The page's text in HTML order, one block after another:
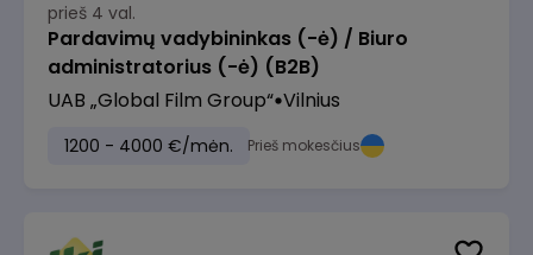
prieš 4 val.
Pardavimų vadybininkas (-ė) / Biuro
administratorius (-ė) (B2B)
UAB „Global Film Group“ Vilnius
1200 - 4000 €/mėn. Prieš mokesčius